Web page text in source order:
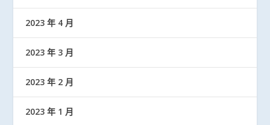
2023 年 4 月
2023 年 3 月
2023 年 2 月
2023 年 1 月